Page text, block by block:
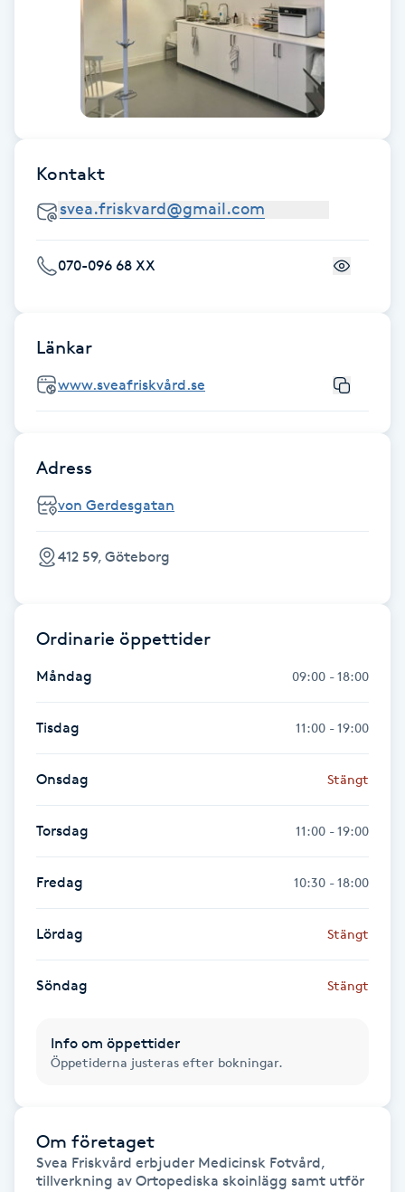
Fransborttagning
Fransfärgning
Fransförlängning
Fransförlängning Megavolym
Fransförlängning Volym
Fransk manikyr
Fransrengöring
Frisör
Funktionsanalys
Färgning
Föning
Gellack med förstärkning
Gravidmassage
Gravidyoga
Kontakt
070-096 68 XX
Länkar
www.sveafriskvård.se
Adress
von Gerdesgatan
412 59, Göteborg
Ordinarie öppettider
Måndag 09:00 - 18:00
Tisdag 11:00 - 19:00
Onsdag Stängt
Torsdag 11:00 - 19:00
Fredag 10:30 - 18:00
Lördag Stängt
Söndag Stängt
Info om öppettider
Öppetiderna justeras efter bokningar.
Om företaget
Svea Friskvård erbjuder Medicinsk Fotvård,
tillverkning av Ortopediska skoinlägg samt utför